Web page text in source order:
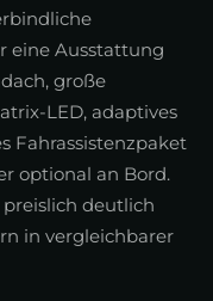
eine Ausstattung
große
LED, adaptives
Fahrassistenzpaket
optional an Bord.
deutlich
in vergleichbarer